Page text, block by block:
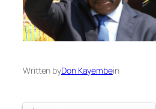
Written byDon Kayembein